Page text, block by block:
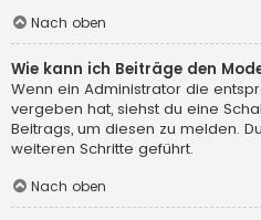
Nach oben
Wie kann ich Beiträge den
Wenn ein Administrator die
vergeben hat, siehst du eine
Beitrags, um diesen zu melden.
weiteren Schritte geführt.
Nach oben